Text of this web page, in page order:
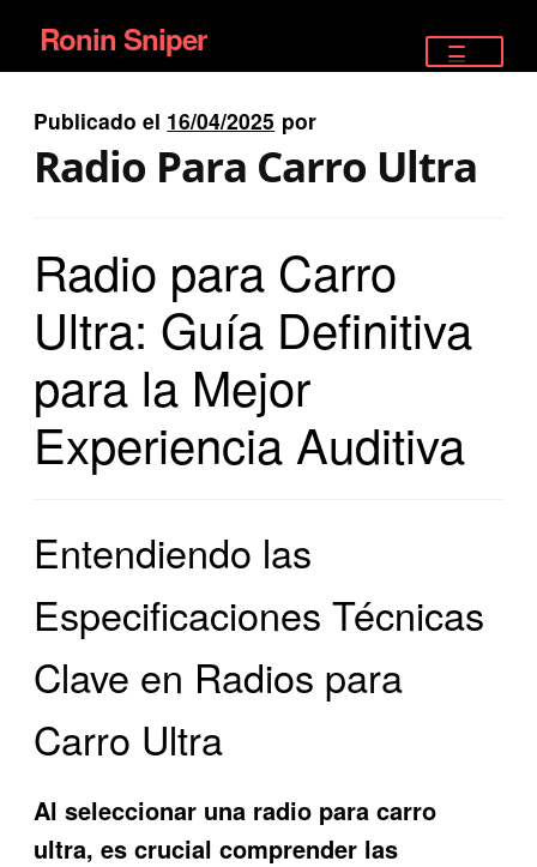
Ir
a
la
navegación
Ir
al
contenido
Ronin Sniper
EQUIPAMIENTO ÉLITE
RIFLES DEPORTIVOS
SATELITALES
Publicado el 16/04/2025 por
Radio Para Carro Ultra
Radio para Carro
Ultra: Guía Definitiva
para la Mejor
Experiencia Auditiva
Entendiendo las
Especificaciones Técnicas
Clave en Radios para
Carro Ultra
Al seleccionar una radio para carro
ultra, es crucial comprender las